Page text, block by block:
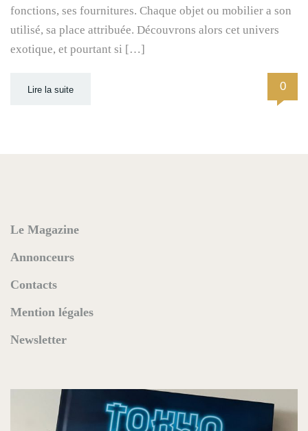
fonctions, ses fournitures. Chaque objet ou mobilier a son
utilisé, sa place attribuée. Découvrons alors cet univers
exotique, et pourtant si […]
Lire la suite 0
Le Magazine
Annonceurs
Contacts
Mention légales
Newsletter